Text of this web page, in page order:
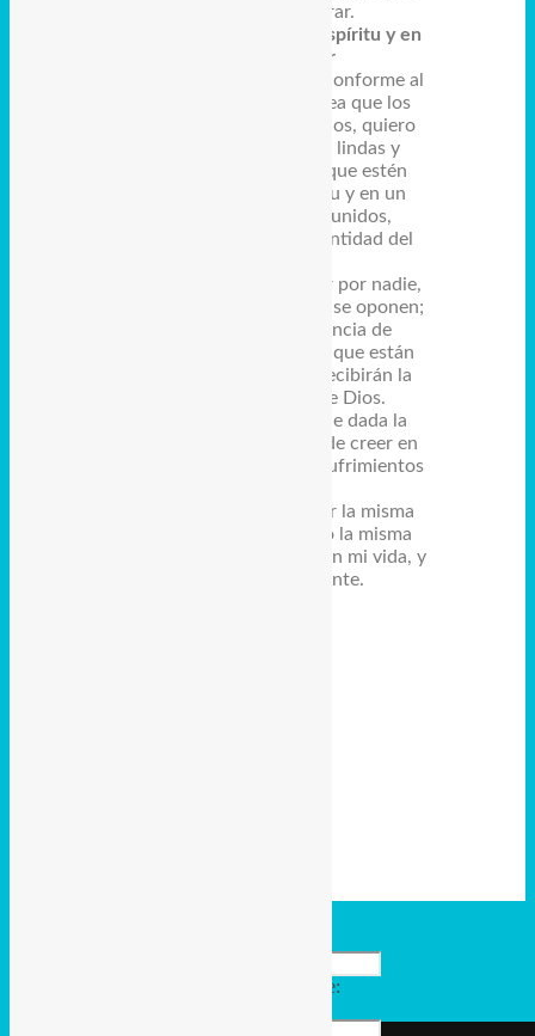
volvamos a encontrar.
Estén firmes en un solo espíritu y en
un mismo sentir
27. Vivan una vida digna, conforme al
Evangelio de Cristo; ya sea que los
visite o que no pueda verlos, quiero
escuchar muchas cosas lindas y
coherentes de ustedes, que estén
firmes en un solo espíritu y en un
mismo sentir, estando unidos,
luchando por la fe de identidad del
28. y no se dejen intimidar por nadie,
especialmente por los que se oponen;
porque al ver la resistencia de
ustedes, se darán cuenta que están
perdidos, pero ustedes recibirán la
salvación que viene de Dios.
29. Pues a ustedes les fue dada la
gracia de Cristo, no sólo de creer en
Él, sino también vivir los sufrimientos
30. estamos luchando por la misma
causa, están enfrentando la misma
lucha que ustedes vieron en mi vida, y
esta lucha sigue vigente.
Ingrese aquí su nombre: